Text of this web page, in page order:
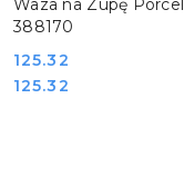
Waza na Zupę
388170
Cena:
125.32
Cena:
125.32